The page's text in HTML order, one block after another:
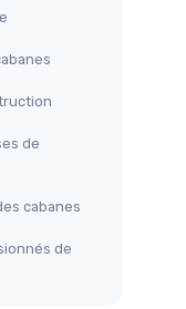
de
cabanes
de